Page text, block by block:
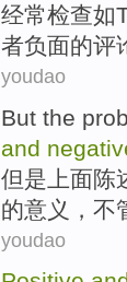
经常检查如
者负面的评
youdao
But the
and
但是 上面陈
的意义 ， 不
youdao